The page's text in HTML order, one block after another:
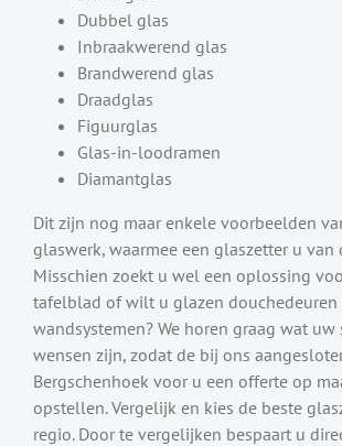
Dubbel glas
Inbraakwerend glas
Brandwerend glas
Draadglas
Figuurglas
Glas-in-loodramen
Diamantglas
Dit zijn nog maar enkele voorbeelden
glaswerk, waarmee een glaszetter u van
Misschien zoekt u wel een oplossing
tafelblad of wilt u glazen douchedeuren
wandsystemen? We horen graag wat uw
wensen zijn, zodat de bij ons
Bergschenhoek voor u een offerte op
opstellen. Vergelijk en kies de beste
regio. Door te vergelijken bespaart u